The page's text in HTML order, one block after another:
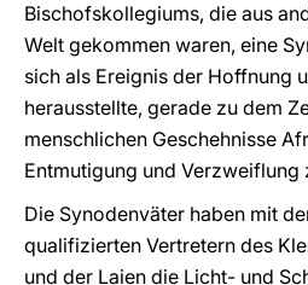
Bischofskollegiums, die aus
Welt gekommen waren, eine
sich als Ereignis der Hoffnung
herausstellte, gerade zu dem
menschlichen Geschehnisse
Entmutigung und Verzweiflung
Die Synodenväter haben mit
qualifizierten Vertretern des
und der Laien die Licht- und